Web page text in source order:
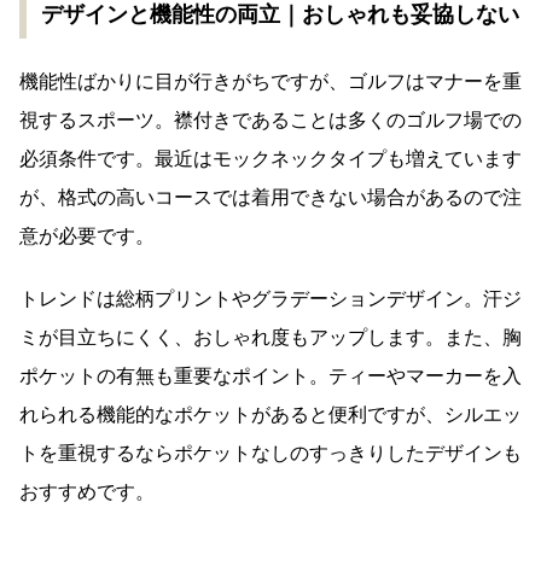
デザインと機能性の両立｜おしゃれも妥協しない
機能性ばかりに目が行きがちですが、ゴルフはマナーを重
視するスポーツ。襟付きであることは多くのゴルフ場での
必須条件です。最近はモックネックタイプも増えています
が、格式の高いコースでは着用できない場合があるので注
意が必要です。
トレンドは総柄プリントやグラデーションデザイン。汗ジ
ミが目立ちにくく、おしゃれ度もアップします。また、胸
ポケットの有無も重要なポイント。ティーやマーカーを入
れられる機能的なポケットがあると便利ですが、シルエッ
トを重視するならポケットなしのすっきりしたデザインも
おすすめです。